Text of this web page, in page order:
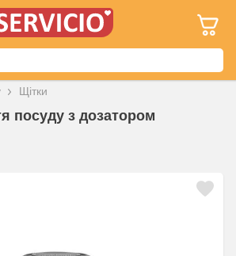
Щітки
посуду з дозатором